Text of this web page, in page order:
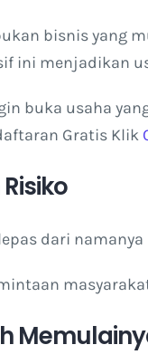
bisnis yang
ini menjadikan
buka usaha
Gratis Klik
dari